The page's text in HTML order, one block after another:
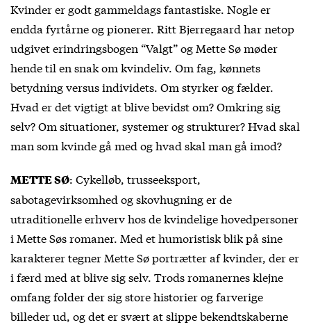
Kvinder er godt gammeldags fantastiske. Nogle er
endda fyrtårne og pionerer. Ritt Bjerregaard har netop
udgivet erindringsbogen “Valgt” og Mette Sø møder
hende til en snak om kvindeliv. Om fag, kønnets
betydning versus individets. Om styrker og fælder.
Hvad er det vigtigt at blive bevidst om? Omkring sig
selv? Om situationer, systemer og strukturer? Hvad skal
man som kvinde gå med og hvad skal man gå imod?
METTE SØ: Cykelløb, trusseeksport,
sabotagevirksomhed og skovhugning er de
utraditionelle erhverv hos de kvindelige hovedpersoner
i Mette Søs romaner. Med et humoristisk blik på sine
karakterer tegner Mette Sø portrætter af kvinder, der er
i færd med at blive sig selv. Trods romanernes klejne
omfang folder der sig store historier og farverige
billeder ud, og det er svært at slippe bekendtskaberne